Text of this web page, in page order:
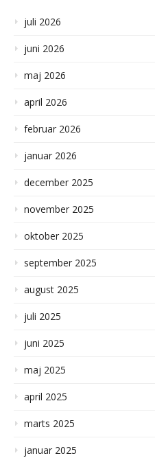
juli 2026
juni 2026
maj 2026
april 2026
februar 2026
januar 2026
december 2025
november 2025
oktober 2025
september 2025
august 2025
juli 2025
juni 2025
maj 2025
april 2025
marts 2025
januar 2025